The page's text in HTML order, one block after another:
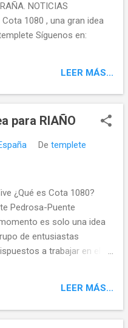
NOTICIAS
Cota 1080 , una gran idea
Síguenos en:
LEER MÁS...
para RIAÑO
De templete
¿Qué es Cota 1080?
Pedrosa-Puente
es solo una idea
de entusiastas
a trabajar en ella
y también para los de
Se trata de bajar la
LEER MÁS...